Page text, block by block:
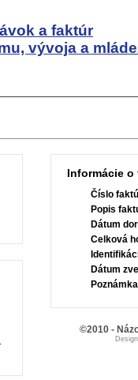
a faktúr
vývoja a
Informácie o
Číslo
Popis
Dátum
Celková
Dátum
©2010 -